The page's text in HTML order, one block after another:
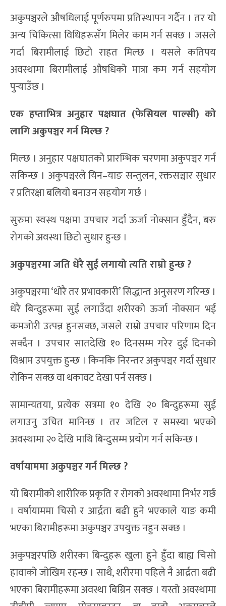
अकुपञ्चरले औषधिलाई पूर्णरुपमा प्रतिस्थापन गर्दैन । तर यो
अन्य चिकित्सा विधिहरूसँग मिलेर काम गर्न सक्छ । जसले
गर्दा बिरामीलाई छिटो राहत मिल्छ । यसले कतिपय
अवस्थामा बिरामीलाई औषधिको मात्रा कम गर्न सहयोग
पुर्‍याउँछ ।
एक हप्ताभित्र अनुहार पक्षघात (फेसियल पाल्सी) को
लागि अकुपञ्चर गर्न मिल्छ?
मिल्छ । अनुहार पक्षघातको प्रारम्भिक चरणमा अकुपञ्चर गर्न
सकिन्छ । अकुपञ्चरले यिन–याङ सन्तुलन, रक्तसञ्चार सुधार
र प्रतिरक्षा बलियो बनाउन सहयोग गर्छ ।
सुरुमा स्वस्थ पक्षमा उपचार गर्दा ऊर्जा नोक्सान हुँदैन, बरु
रोगको अवस्था छिटो सुधार हुन्छ ।
अकुपञ्चरमा जति धेरै सुई लगायो त्यति राम्रो हुन्छ?
अकुपञ्चरमा ‘थोरै तर प्रभावकारी’ सिद्धान्त अनुसरण गरिन्छ ।
धेरै बिन्दुहरूमा सुई लगाउँदा शरीरको ऊर्जा नोक्सान भई
कमजोरी उत्पन्न हुनसक्छ, जसले राम्रो उपचार परिणाम दिन
सक्दैन । उपचार सातदेखि १० दिनसम्म गरेर दुई दिनको
विश्राम उपयुक्त हुन्छ । किनकि निरन्तर अकुपञ्चर गर्दा सुधार
रोकिन सक्छ वा थकावट देखा पर्न सक्छ ।
सामान्यतया, प्रत्येक सत्रमा १० देखि २० बिन्दुहरूमा सुई
लगाउनु उचित मानिन्छ । तर जटिल र समस्या भएको
अवस्थामा २० देखि माथि बिन्दुसम्म प्रयोग गर्न सकिन्छ ।
वर्षायाममा अकुपञ्चर गर्न मिल्छ?
यो बिरामीको शारीरिक प्रकृति र रोगको अवस्थामा निर्भर गर्छ
। वर्षायाममा चिसो र आर्द्रता बढी हुने भएकाले याङ कमी
भएका बिरामीहरूमा अकुपञ्चर उपयुक्त नहुन सक्छ ।
अकुपञ्चरपछि शरीरका बिन्दुहरू खुला हुने हुँदा बाह्य चिसो
हावाको जोखिम रहन्छ । साथै, शरीरमा पहिले नै आर्द्रता बढी
भएका बिरामीहरूमा अवस्था बिग्रिन सक्छ । यस्तो अवस्थामा